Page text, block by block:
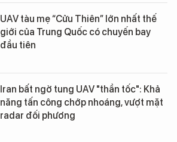
UAV tàu mẹ “Cửu Thiên” lớn nhất thế
giới của Trung Quốc có chuyến bay
đầu tiên
Iran bất ngờ tung UAV "thần tốc": Khả
năng tấn công chớp nhoáng, vượt mặt
radar đối phương